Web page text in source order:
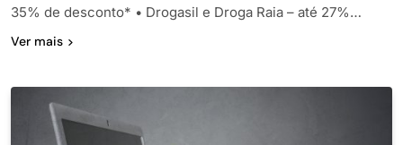
35% de desconto* • Drogasil e Droga Raia – até 27%…
Ver mais